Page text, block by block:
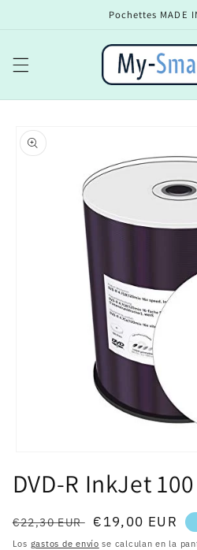
Pochettes MADE
directamente
a la
información
multimedia
1
una
ventana
modal
DVD-R InkJet
Precio
habitual
€22,30 EUR
Precio
de
€19,00 EUR
Los gastos de envío se calculan en la